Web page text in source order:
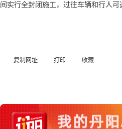
间实行全封闭施工，过往车辆和行人可
复制网址 打印 收藏